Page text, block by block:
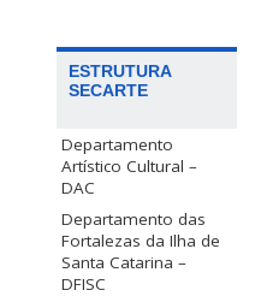
ESTRUTURA
SECARTE
Departamento
Artístico Cultural –
DAC
Departamento das
Fortalezas da Ilha de
Santa Catarina –
DFISC